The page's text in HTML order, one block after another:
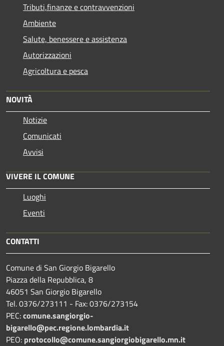
Tributi,finanze e contravvenzioni
Ambiente
Salute, benessere e assistenza
Autorizzazioni
Agricoltura e pesca
NOVITÀ
Notizie
Comunicati
Avvisi
VIVERE IL COMUNE
Luoghi
Eventi
CONTATTI
Comune di San Giorgio Bigarello
Piazza della Repubblica, 8
46051 San Giorgio Bigarello
Tel. 0376/273111 - Fax: 0376/273154
PEC:comune.sangiorgio-
bigarello@pec.regione.lombardia.it
PEO: protocollo@comune.sangiorgiobigarello.mn.it